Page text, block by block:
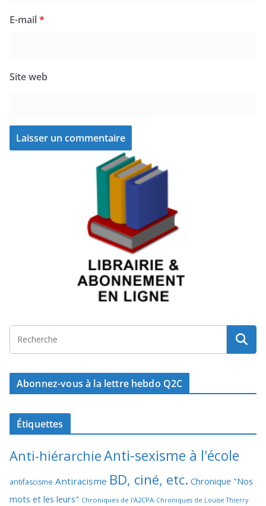
E-mail*
Site web
Abonnez-vous à la lettre hebdo Q2C
Étiquettes
Anti-hiérarchieAnti-sexisme à l'école
antifascisme Antiracisme BD, ciné, etc. Chronique "Nos
mots et les leurs" Chroniques de l'A2CPA Chroniques de Louise Thierry